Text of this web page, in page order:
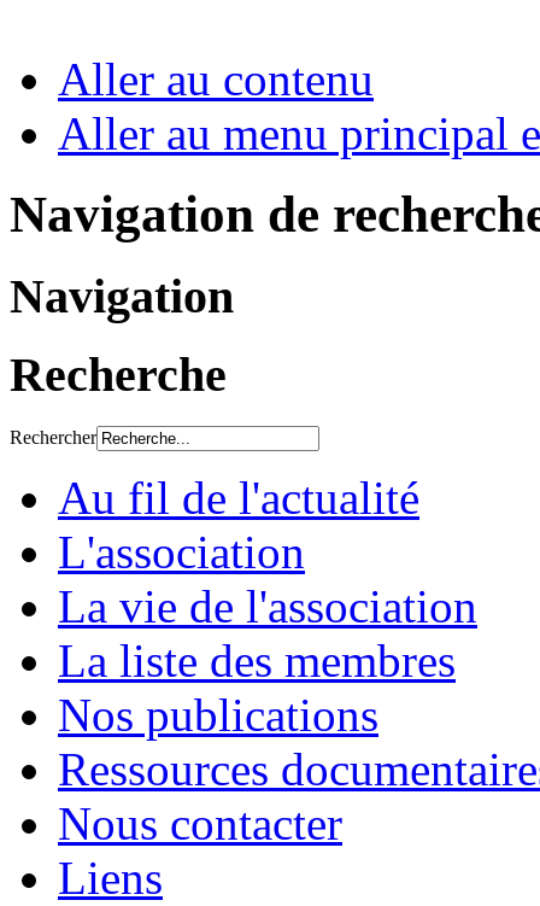
Aller au contenu
Aller au menu principal
Navigation de
Navigation
Recherche
Rechercher
Au fil de l'actualité
L'association
La vie de l'association
La liste des membres
Nos publications
Ressources
Nous contacter
Liens